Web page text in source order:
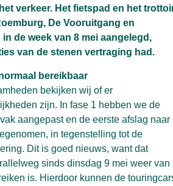
verkeer. Het fietspad en het
De Vooruitgang en
de week van 8 mei aangelegd,
van de stenen vertraging had.
bereikbaar
bekijken wij of er
zijn. In fase 1 hebben we de
aangepast en de eerste afslag naar
in tegenstelling tot de
Dit is goed nieuws, want dat
sinds dinsdag 9 mei weer van
is. Hierdoor kunnen de